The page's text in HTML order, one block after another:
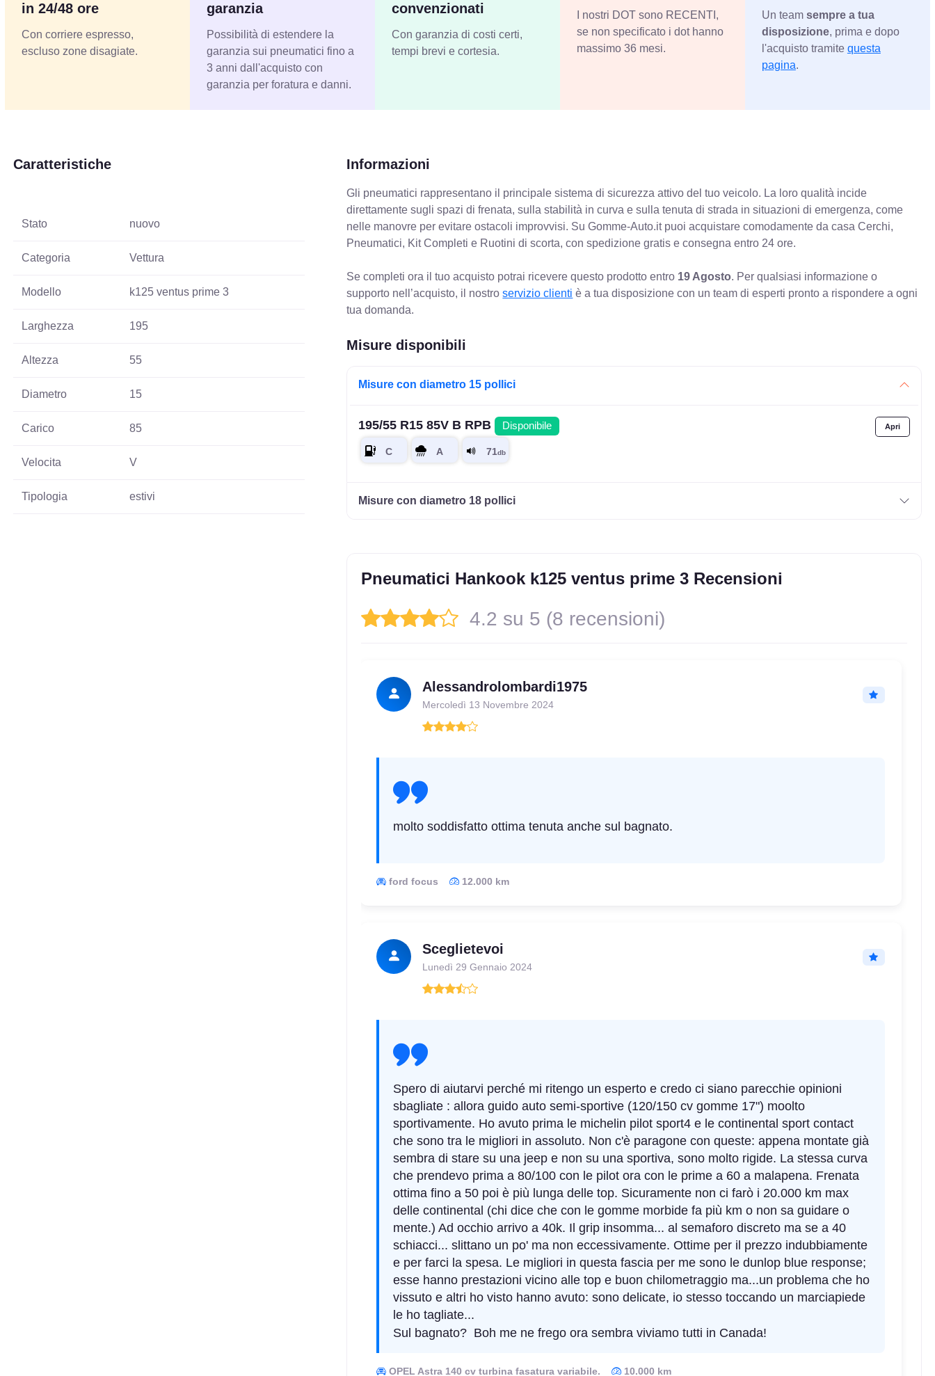
in 24/48 ore
Con corriere espresso,
escluso zone disagiate.
garanzia
Possibilità di estendere la
garanzia sui pneumatici fino a
3 anni dall'acquisto con
garanzia per foratura e danni.
convenzionati
Con garanzia di costi certi,
tempi brevi e cortesia.
I nostri DOT sono RECENTI,
se non specificato i dot hanno
massimo 36 mesi.
Un team sempre a tua
disposizione, prima e dopo
l'acquisto tramite questa
pagina.
Caratteristiche
Stato nuovo
Categoria Vettura
Modello k125 ventus prime 3
Larghezza 195
Altezza 55
Diametro 15
Carico 85
Velocita V
Tipologia estivi
Informazioni
Gli pneumatici rappresentano il principale sistema di sicurezza attivo del tuo veicolo. La loro qualità incide
direttamente sugli spazi di frenata, sulla stabilità in curva e sulla tenuta di strada in situazioni di emergenza, come
nelle manovre per evitare ostacoli improvvisi. Su Gomme-Auto.it puoi acquistare comodamente da casa Cerchi,
Pneumatici, Kit Completi e Ruotini di scorta, con spedizione gratis e consegna entro 24 ore.
Se completi ora il tuo acquisto potrai ricevere questo prodotto entro 19 Agosto. Per qualsiasi informazione o
supporto nell’acquisto, il nostroservizio clienti è a tua disposizione con un team di esperti pronto a rispondere a ogni
tua domanda.
Misure disponibili
Misure con diametro 15 pollici
195/55 R15 85V B RPB Disponibile
Misure con diametro 18 pollici
Pneumatici Hankook k125 ventus prime 3 Recensioni
4.2 su 5 (8 recensioni)
Alessandrolombardi1975
Mercoledì 13 Novembre 2024
molto soddisfatto ottima tenuta anche sul bagnato.
ford focus 12.000 km
Sceglietevoi
Lunedì 29 Gennaio 2024
Spero di aiutarvi perché mi ritengo un esperto e credo ci siano parecchie opinioni
sbagliate : allora guido auto semi-sportive (120/150 cv gomme 17") moolto
sportivamente. Ho avuto prima le michelin pilot sport4 e le continental sport contact
che sono tra le migliori in assoluto. Non c'è paragone con queste: appena montate già
sembra di stare su una jeep e non su una sportiva, sono molto rigide. La stessa curva
che prendevo prima a 80/100 con le pilot ora con le prime a 60 a malapena. Frenata
ottima fino a 50 poi è più lunga delle top. Sicuramente non ci farò i 20.000 km max
delle continental (chi dice che con le gomme morbide fa più km o non sa guidare o
mente.) Ad occhio arrivo a 40k. Il grip insomma... al semaforo discreto ma se a 40
schiacci... slittano un po' ma non eccessivamente. Ottime per il prezzo indubbiamente
e per farci la spesa. Le migliori in questa fascia per me sono le dunlop blue response;
esse hanno prestazioni vicino alle top e buon chilometraggio ma...un problema che ho
vissuto e altri ho visto hanno avuto: sono delicate, io stesso toccando un marciapiede
le ho tagliate...
Sul bagnato? Boh me ne frego ora sembra viviamo tutti in Canada!
OPEL Astra 140 cv turbina fasatura variabile. 10.000 km